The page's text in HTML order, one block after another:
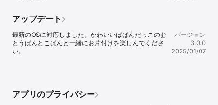
・家電製品など、複雑な収納品のお片づけに。
・幼稚園や小学校などの、カバンの中身の確認に。
■□■□使い方■□■□
アップデート
最新のOSに対応しました。かわいいぱぱんだっこのお
とうぱんとこぱんと一緒にお片付けを楽しんでくださ
い。
バージョン
3.0.0
2025/01/07
アプリのプライバシー